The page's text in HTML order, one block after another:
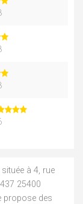
à 4, rue
25400
propose des